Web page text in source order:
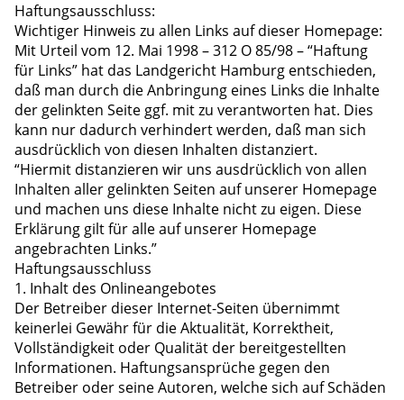
Haftungsausschluss:
Wichtiger Hinweis zu allen Links auf dieser Homepage:
Mit Urteil vom 12. Mai 1998 – 312 O 85/98 – “Haftung
für Links” hat das Landgericht Hamburg entschieden,
daß man durch die Anbringung eines Links die Inhalte
der gelinkten Seite ggf. mit zu verantworten hat. Dies
kann nur dadurch verhindert werden, daß man sich
ausdrücklich von diesen Inhalten distanziert.
“Hiermit distanzieren wir uns ausdrücklich von allen
Inhalten aller gelinkten Seiten auf unserer Homepage
und machen uns diese Inhalte nicht zu eigen. Diese
Erklärung gilt für alle auf unserer Homepage
angebrachten Links.”
Haftungsausschluss
1. Inhalt des Onlineangebotes
Der Betreiber dieser Internet-Seiten übernimmt
keinerlei Gewähr für die Aktualität, Korrektheit,
Vollständigkeit oder Qualität der bereitgestellten
Informationen. Haftungsansprüche gegen den
Betreiber oder seine Autoren, welche sich auf Schäden